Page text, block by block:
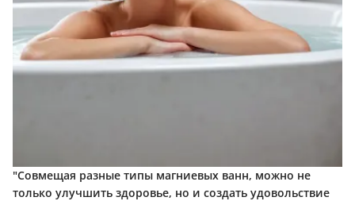
"Совмещая разные типы магниевых ванн, можно не
только улучшить здоровье, но и создать удовольствие